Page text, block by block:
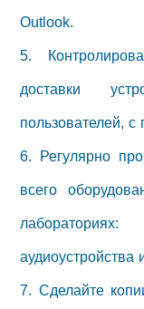
Outlook.
5.
доставки
пользователей,
6. Регулярно
всего
аудиоустройства
7. Сделайте